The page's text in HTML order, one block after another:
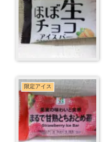
限定アイス